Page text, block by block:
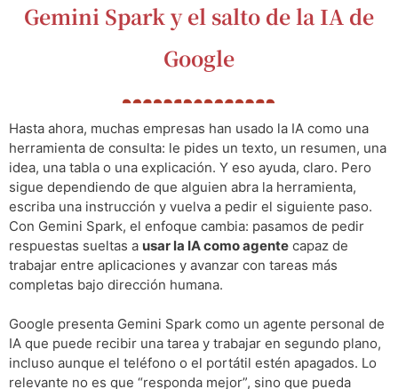
Gemini Spark y el salto de la IA de
Google
Hasta ahora, muchas empresas han usado la IA como una
herramienta de consulta: le pides un texto, un resumen, una
idea, una tabla o una explicación. Y eso ayuda, claro. Pero
sigue dependiendo de que alguien abra la herramienta,
escriba una instrucción y vuelva a pedir el siguiente paso.
Con Gemini Spark, el enfoque cambia: pasamos de pedir
respuestas sueltas a usar la IA como agente capaz de
trabajar entre aplicaciones y avanzar con tareas más
completas bajo dirección humana.
Google presenta Gemini Spark como un agente personal de
IA que puede recibir una tarea y trabajar en segundo plano,
incluso aunque el teléfono o el portátil estén apagados. Lo
relevante no es que “responda mejor”, sino que pueda